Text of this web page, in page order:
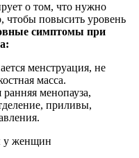
о том, что нужно
чтобы повысить уровень
симптомы при
менструация, не
масса.
менопауза,
приливы,